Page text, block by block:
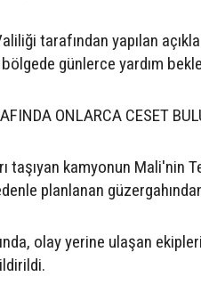
tarafından yapılan
günlerce yardım
ONLARCA CESET
taşıyan kamyonun Mali'nin
planlanan güzergahından
olay yerine ulaşan